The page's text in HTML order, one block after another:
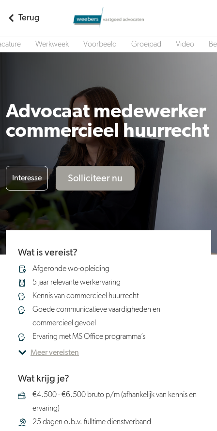
Terug
Werkweek Voorbeeld Groeipad Video
Advocaat medewerker
commercieel huurrecht
Interesse Solliciteer nu
Wat is vereist?
Afgeronde wo-opleiding
5 jaar relevante werkervaring
Kennis van commercieel huurrecht
Goede communicatieve vaardigheden en
commercieel gevoel
Ervaring met MS Office programma’s
Meer vereisten
Wat krijg je?
€4.500 - €6.500 bruto p/m (afhankelijk van kennis en
ervaring)
25 dagen o.b.v. fulltime dienstverband